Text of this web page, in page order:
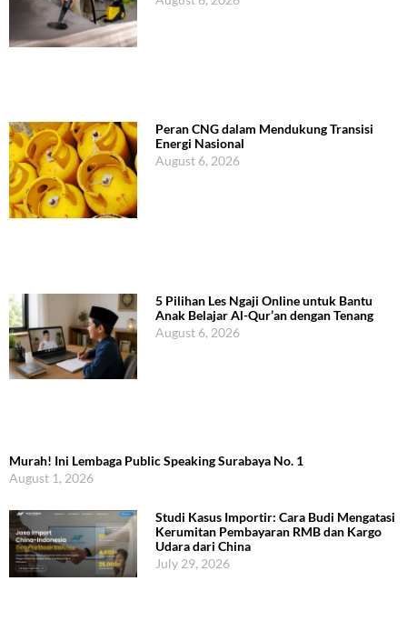
Peran CNG dalam Mendukung Transisi
Energi Nasional
August 6, 2026
5 Pilihan Les Ngaji Online untuk Bantu
Anak Belajar Al-Qur’an dengan Tenang
August 6, 2026
Murah! Ini Lembaga Public Speaking Surabaya No. 1
August 1, 2026
Studi Kasus Importir: Cara Budi Mengatasi
Kerumitan Pembayaran RMB dan Kargo
Udara dari China
July 29, 2026